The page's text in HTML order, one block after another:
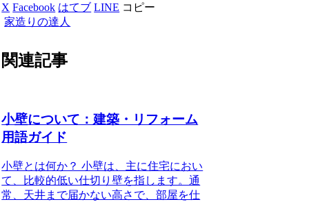
X Facebook はてブ LINE コピー
家造りの達人
関連記事
小壁について：建築・リフォーム
用語ガイド
小壁とは何か？ 小壁は、主に住宅におい
て、比較的低い仕切り壁を指します。通
常、天井まで届かない高さで、部屋を仕